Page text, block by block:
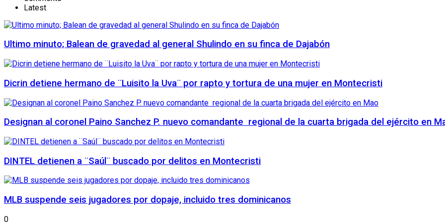
Latest
Ultimo minuto; Balean de gravedad al general Shulindo en su finca de Dajabón
Dicrin detiene hermano de ¨Luisito la Uva¨ por rapto y tortura de una mujer en Montecristi
Designan al coronel Paino Sanchez P. nuevo comandante regional de la cuarta brigada del ejército en
DINTEL detienen a ¨Saúl¨ buscado por delitos en Montecristi
MLB suspende seis jugadores por dopaje, incluido tres dominicanos
0